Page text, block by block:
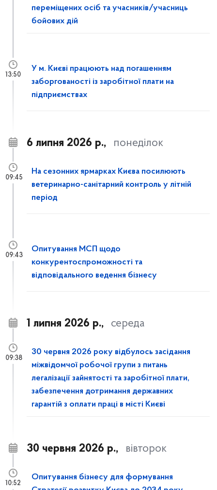
переміщених осіб та учасників/учасниць
бойових дій
У м. Києві працюють над погашенням
заборгованості із заробітної плати на
підприємствах
13:50
6 липня 2026 р., понеділок
На сезонних ярмарках Києва посилюють
ветеринарно-санітарний контроль у літній
період
09:45
Опитування МСП щодо
конкурентоспроможності та
відповідального ведення бізнесу
09:43
1 липня 2026 р., середа
30 червня 2026 року відбулось засідання
міжвідомчої робочої групи з питань
легалізації зайнятості та заробітної плати,
забезпечення дотримання державних
гарантій з оплати праці в місті Києві
09:38
30 червня 2026 р., вівторок
Опитування бізнесу для формування
10:52